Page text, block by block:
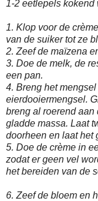
1-2 eetlepels kokend
1. Klop voor de
van de suiker tot ze
2. Zeef de maïzena
3. Doe de melk, de
een pan.
4. Breng het
eierdooiermengsel.
breng al roerend aan
gladde massa. Laat
doorheen en laat het
5. Doe de crème in
zodat er geen vel
het bereiden van de
6. Zeef de bloem en